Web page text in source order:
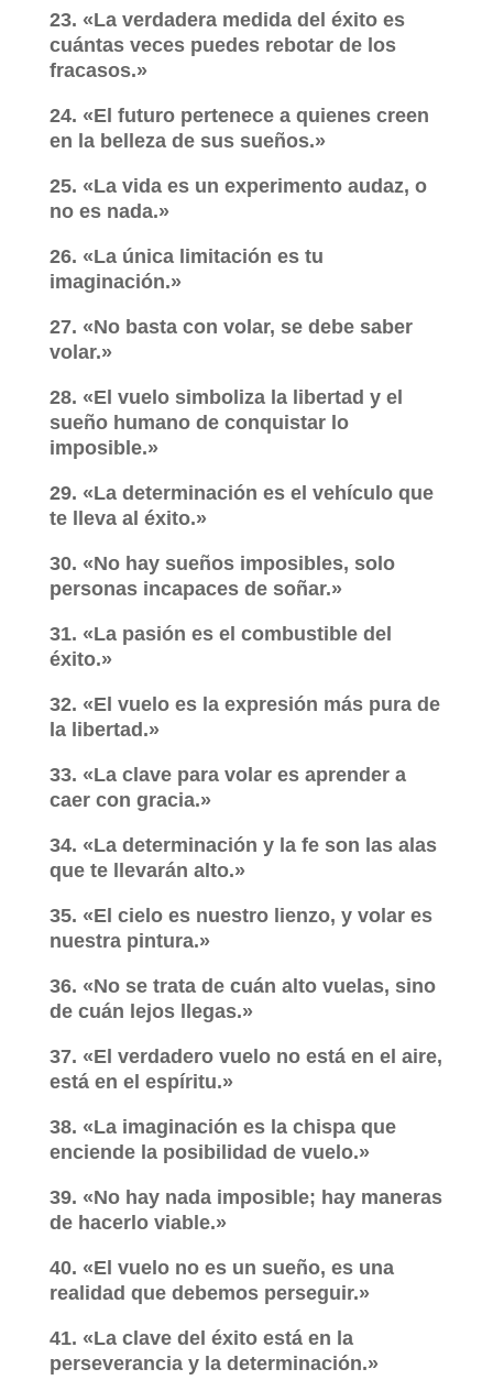
23. «La verdadera medida del éxito es
cuántas veces puedes rebotar de los
fracasos.»
24. «El futuro pertenece a quienes creen
en la belleza de sus sueños.»
25. «La vida es un experimento audaz, o
no es nada.»
26. «La única limitación es tu
imaginación.»
27. «No basta con volar, se debe saber
volar.»
28. «El vuelo simboliza la libertad y el
sueño humano de conquistar lo
imposible.»
29. «La determinación es el vehículo que
te lleva al éxito.»
30. «No hay sueños imposibles, solo
personas incapaces de soñar.»
31. «La pasión es el combustible del
éxito.»
32. «El vuelo es la expresión más pura de
la libertad.»
33. «La clave para volar es aprender a
caer con gracia.»
34. «La determinación y la fe son las alas
que te llevarán alto.»
35. «El cielo es nuestro lienzo, y volar es
nuestra pintura.»
36. «No se trata de cuán alto vuelas, sino
de cuán lejos llegas.»
37. «El verdadero vuelo no está en el aire,
está en el espíritu.»
38. «La imaginación es la chispa que
enciende la posibilidad de vuelo.»
39. «No hay nada imposible; hay maneras
de hacerlo viable.»
40. «El vuelo no es un sueño, es una
realidad que debemos perseguir.»
41. «La clave del éxito está en la
perseverancia y la determinación.»